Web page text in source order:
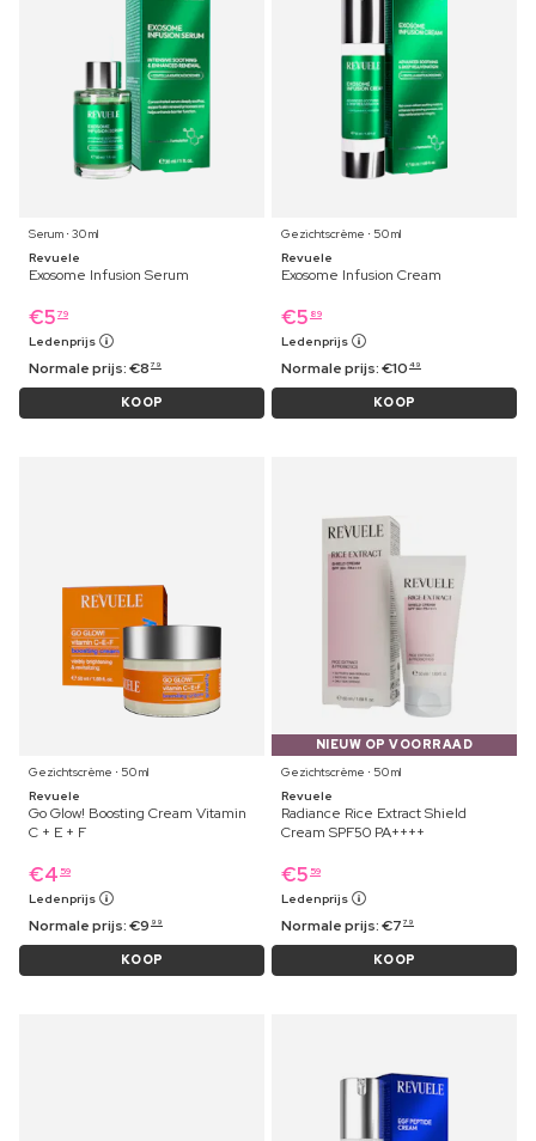
Serum ⋅ 30 ml
Revuele
Exosome Infusion Serum
€5 79
Ledenprijs
Normale prijs:€8 79
KOOP
Gezichtscrème ⋅ 50 ml
Revuele
Exosome Infusion Cream
€5 89
Ledenprijs
Normale prijs:€10 49
KOOP
Gezichtscrème ⋅ 50 ml
Revuele
Go Glow! Boosting Cream Vitamin
C + E + F
€4 59
Ledenprijs
Normale prijs:€9 99
KOOP
NIEUW OP VOORRAAD
Gezichtscrème ⋅ 50 ml
Revuele
Radiance Rice Extract Shield
Cream SPF50 PA++++
€5 59
Ledenprijs
Normale prijs:€7 79
KOOP